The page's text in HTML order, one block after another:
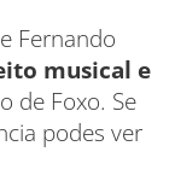
Fernando
musical e
de Foxo. Se
podes ver